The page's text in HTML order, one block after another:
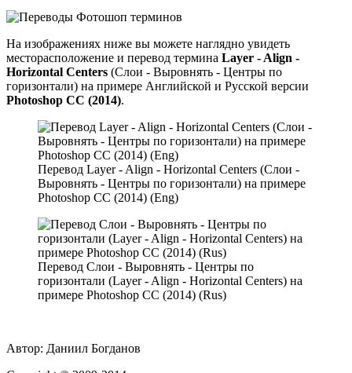
На изображениях ниже вы можете наглядно увидеть
месторасположение и перевод термина Layer - Align -
Horizontal Centers (Слои - Выровнять - Центры по
горизонтали) на примере Английской и Русской версии
Photoshop CC (2014).
Перевод Layer - Align - Horizontal Centers (Слои -
Выровнять - Центры по горизонтали) на примере
Photoshop CC (2014) (Eng)
Перевод Слои - Выровнять - Центры по
горизонтали (Layer - Align - Horizontal Centers) на
примере Photoshop CC (2014) (Rus)
Автор: Даниил Богданов